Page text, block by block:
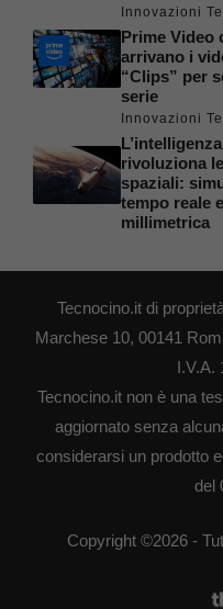
Innovazioni
Prime Video
arrivano i
“Clips” per
serie
Innovazioni
rivoluziona
spaziali:
tempo reale
millimetrica
Tecnocino.it di
Marchese 10, 00141
I.V.A.
Tecnocino.it non è una
aggiornato senza
considerarsi un prodotto
del
Copyright ©2026 -